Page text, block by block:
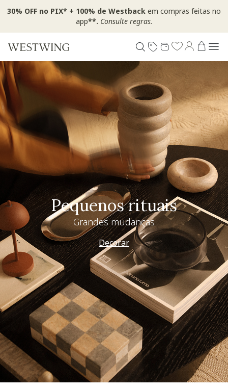
30% OFF no PIX* + 100% de Westback em compras feitas no
app**. Consulte regras.
Pequenos rituais
Grandes mudanças
Decorar